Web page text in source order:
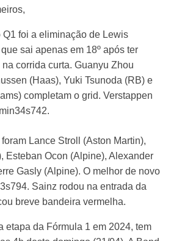
foi a eliminação de Lewis
sai apenas em 18º após ter
corrida curta. Guanyu Zhou
(Haas), Yuki Tsunoda (RB) e
completam o grid. Verstappen
Lance Stroll (Aston Martin),
Esteban Ocon (Alpine), Alexander
Gasly (Alpine). O melhor de novo
Sainz rodou na entrada da
breve bandeira vermelha.
etapa da Fórmula 1 em 2024, tem